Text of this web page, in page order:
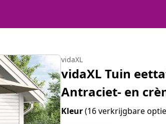
vidaXL
vidaXL Tuin
Antraciet- en
Kleur(16 verkrijgbare